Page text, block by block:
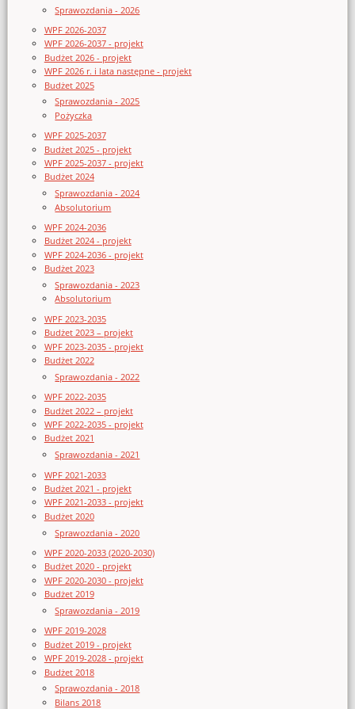
Sprawozdania - 2026
WPF 2026-2037
WPF 2026-2037 - projekt
Budżet 2026 - projekt
WPF 2026 r. i lata następne - projekt
Budżet 2025
Sprawozdania - 2025
Pożyczka
WPF 2025-2037
Budżet 2025 - projekt
WPF 2025-2037 - projekt
Budżet 2024
Sprawozdania - 2024
Absolutorium
WPF 2024-2036
Budżet 2024 - projekt
WPF 2024-2036 - projekt
Budżet 2023
Sprawozdania - 2023
Absolutorium
WPF 2023-2035
Budżet 2023 – projekt
WPF 2023-2035 - projekt
Budżet 2022
Sprawozdania - 2022
WPF 2022-2035
Budżet 2022 – projekt
WPF 2022-2035 - projekt
Budżet 2021
Sprawozdania - 2021
WPF 2021-2033
Budżet 2021 - projekt
WPF 2021-2033 - projekt
Budżet 2020
Sprawozdania - 2020
WPF 2020-2033 (2020-2030)
Budżet 2020 - projekt
WPF 2020-2030 - projekt
Budżet 2019
Sprawozdania - 2019
WPF 2019-2028
Budżet 2019 - projekt
WPF 2019-2028 - projekt
Budżet 2018
Sprawozdania - 2018
Bilans 2018